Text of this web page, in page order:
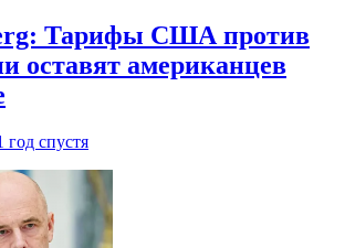
Тарифы США против
оставят американцев
год спустя